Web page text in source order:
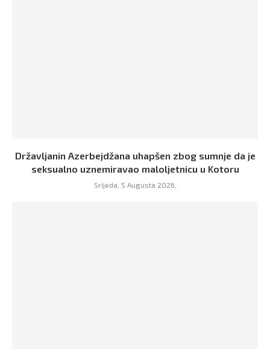
Državljanin Azerbejdžana uhapšen zbog sumnje da je
seksualno uznemiravao maloljetnicu u Kotoru
Srijeda, 5 Augusta 2026,